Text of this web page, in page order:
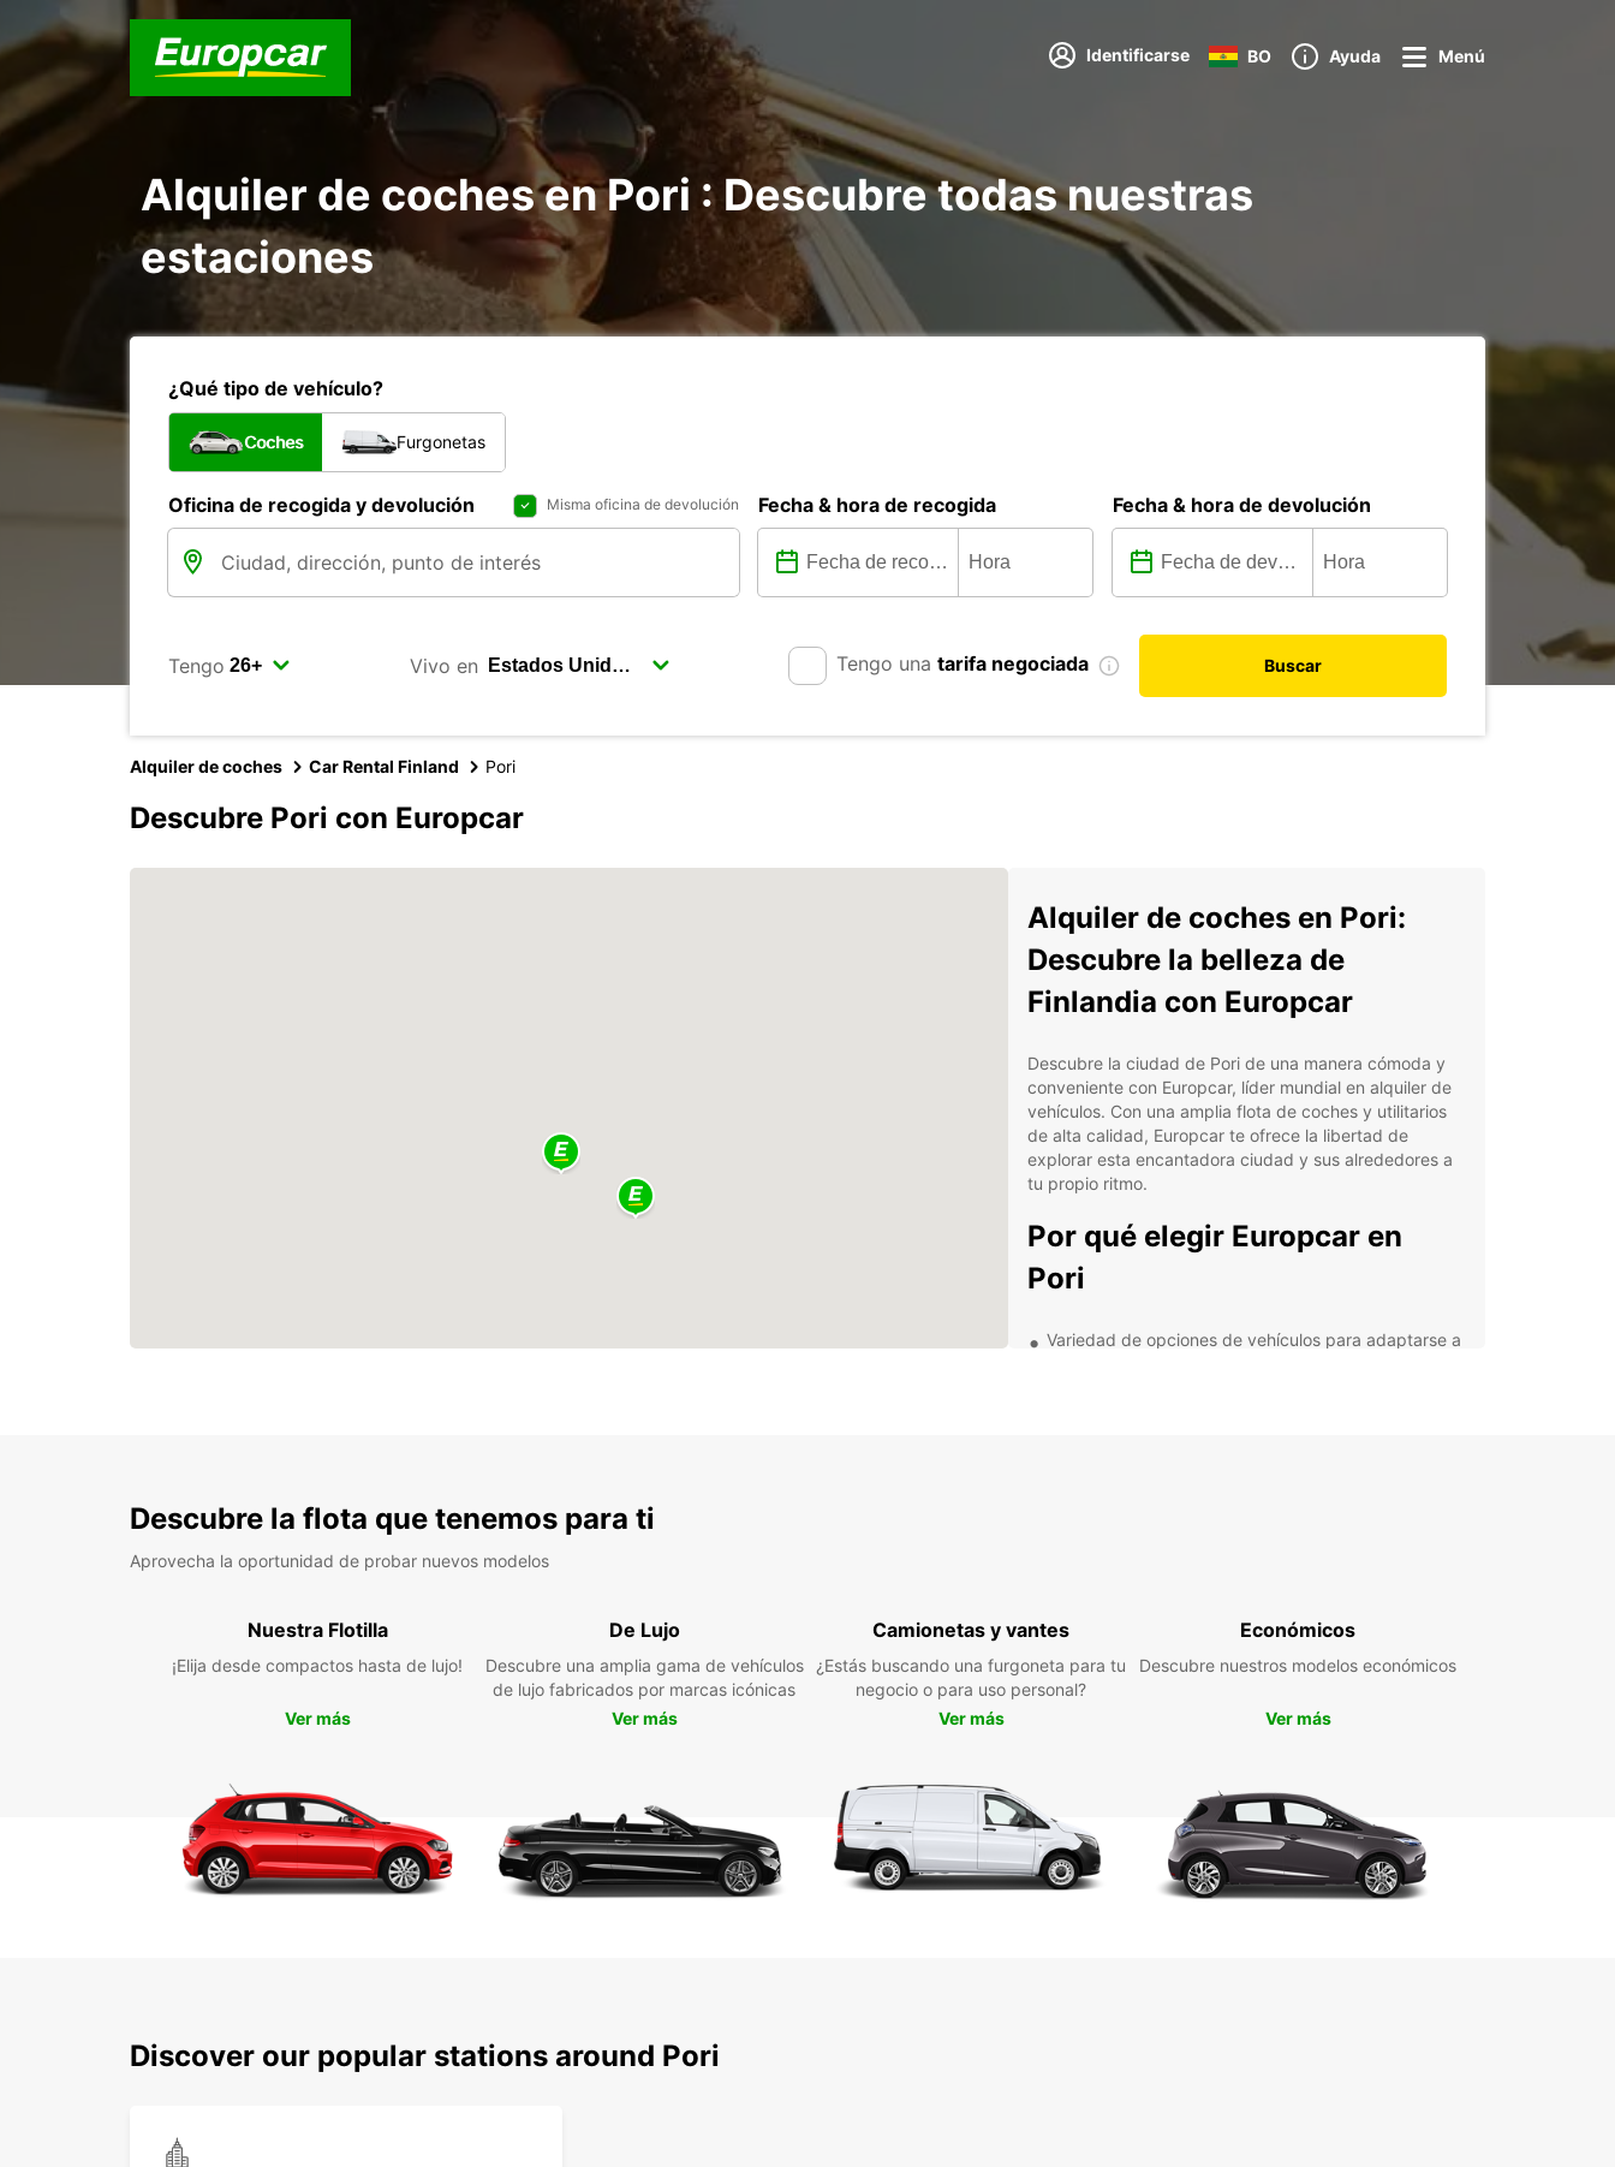
Identificarse BO Ayuda Menú
Alquiler de coches en Pori : Descubre todas nuestras
estaciones
¿Qué tipo de vehículo?
Coches Furgonetas
Oficina de recogida y devolución Misma oficina de devolución Fecha & hora de recogida Fecha & hora de devolución
Tengo Vivo en Tengo una tarifa negociada Buscar
Alquiler de coches Car Rental Finland Pori
Descubre Pori con Europcar
Alquiler de coches en Pori:
Descubre la belleza de
Finlandia con Europcar
Descubre la ciudad de Pori de una manera cómoda y
conveniente con Europcar, líder mundial en alquiler de
vehículos. Con una amplia flota de coches y utilitarios
de alta calidad, Europcar te ofrece la libertad de
explorar esta encantadora ciudad y sus alrededores a
tu propio ritmo.
Por qué elegir Europcar en
Pori
Variedad de opciones de vehículos para adaptarse a
con Europcar
Pori es una ciudad costera pintoresca en Finlandia,
conocida por sus festivales de música, su arquitectura
única y su impresionante paisaje natural. Con tu coche
Estatua Juselius. También puedes aventurarte más allá
de la ciudad y explorar las playas y parques nacionales
cercanos, como Yyteri Beach y Reposaari Island.
Reserva tu coche con
Descubre la flota que tenemos para ti
Aprovecha la oportunidad de probar nuevos modelos
Nuestra Flotilla
¡Elija desde compactos hasta de lujo!
Ver más
De Lujo
Descubre una amplia gama de vehículos
de lujo fabricados por marcas icónicas
Ver más
Camionetas y vantes
¿Estás buscando una furgoneta para tu
negocio o para uso personal?
Ver más
Económicos
Descubre nuestros modelos económicos
Ver más
Discover our popular stations around Pori